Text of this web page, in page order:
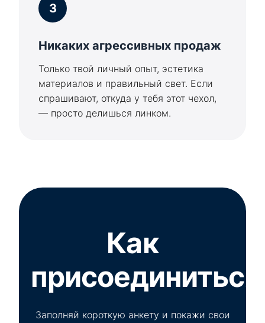
3
Никаких агрессивных продаж
Только твой личный опыт, эстетика
материалов и правильный свет. Если
спрашивают, откуда у тебя этот чехол,
— просто делишься линком.
Как
присоединиться
Заполняй короткую анкету и покажи свои